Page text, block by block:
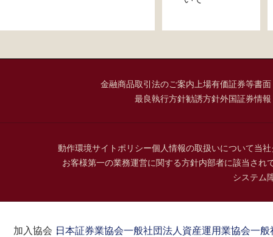
金融商品取引法のご案内 上場有価証券等書
最良執行方針勧誘方針外国証券情
動作環境サイトポリシー個人情報の取扱いについて当
お客様第一の業務運営に関する方針内部者に該当され
システム
加入協会：日本証券業協会一般社団法人資産運用業協会一般